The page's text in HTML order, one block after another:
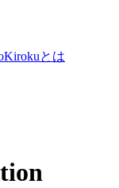
Kirokuとは